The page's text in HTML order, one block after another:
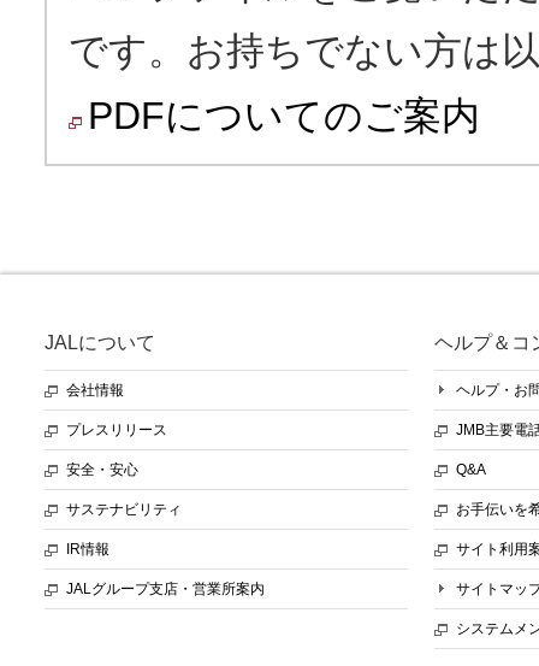
です。お持ちでない方は
PDFについてのご案内
JALについて
会社情報
プレスリリース
安全・安心
サステナビリティ
IR情報
JALグループ支店・営業所案内
ヘルプ＆コ
ヘルプ・お
JMB主要電
Q&A
お手伝いを
サイト利用
サイトマッ
システムメ